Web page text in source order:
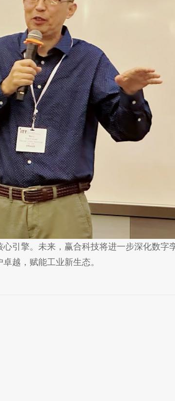
引擎。未来，赢合科技将进一步深化数字
越，赋能工业新生态。